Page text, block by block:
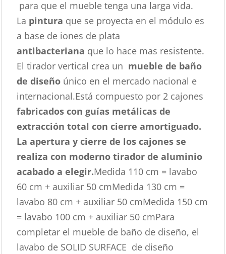
para que el mueble tenga una larga vida.
La pintura que se proyecta en el módulo es
a base de iones de plata
antibacteriana que lo hace mas resistente.
El tirador vertical crea un mueble de baño
de diseño único en el mercado nacional e
internacional.Está compuesto por 2 cajones
fabricados con guías metálicas de
extracción total con cierre amortiguado.
La apertura y cierre de los cajones se
realiza con moderno tirador de aluminio
acabado a elegir.Medida 110 cm = lavabo
60 cm + auxiliar 50 cmMedida 130 cm =
lavabo 80 cm + auxiliar 50 cmMedida 150 cm
= lavabo 100 cm + auxiliar 50 cmPara
completar el mueble de baño de diseño, el
lavabo de SOLID SURFACE de diseño